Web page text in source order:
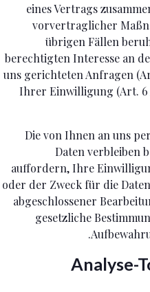
eines Vertrags
vorvertraglicher
übrigen Fällen
berechtigten Interesse an
uns gerichteten Anfragen
Ihrer Einwilligung (Art. 6
Die von Ihnen an uns
Daten verbleiben
auffordern, Ihre
oder der Zweck für die
abgeschlossener
gesetzliche